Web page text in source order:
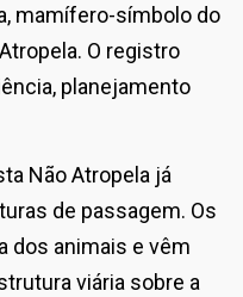
mamífero-símbolo do
O registro
planejamento
Não Atropela já
de passagem. Os
dos animais e vêm
viária sobre a